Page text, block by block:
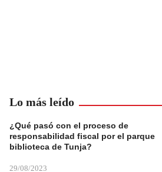
Lo más leído
¿Qué pasó con el proceso de
responsabilidad fiscal por el parque
biblioteca de Tunja?
29/08/2023